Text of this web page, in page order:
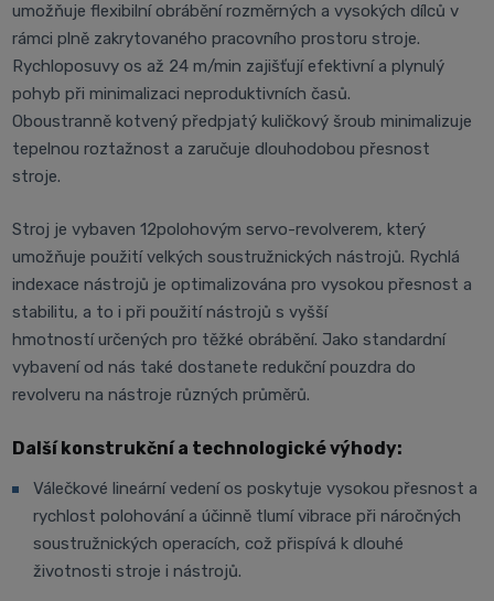
umožňuje flexibilní obrábění rozměrných a vysokých dílců v
rámci plně zakrytovaného pracovního prostoru stroje.
Rychloposuvy os až 24 m/min zajišťují efektivní a plynulý
pohyb při minimalizaci neproduktivních časů.
Oboustranně kotvený předpjatý kuličkový šroub minimalizuje
tepelnou roztažnost a zaručuje dlouhodobou přesnost
stroje.
Stroj je vybaven 12polohovým servo-revolverem, který
umožňuje použití velkých soustružnických nástrojů. Rychlá
indexace nástrojů je optimalizována pro vysokou přesnost a
stabilitu, a to i při použití nástrojů s vyšší
hmotností určených pro těžké obrábění. Jako standardní
vybavení od nás také dostanete redukční pouzdra do
revolveru na nástroje různých průměrů.
Další konstrukční a technologické výhody:
Válečkové lineární vedení os poskytuje vysokou přesnost a
rychlost polohování a účinně tlumí vibrace při náročných
soustružnických operacích, což přispívá k dlouhé
životnosti stroje i nástrojů.